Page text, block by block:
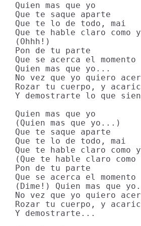
Quien mas que yo
Que te saque aparte
Que te lo de todo, mai
Que te hable claro como
(Ohhh!)
Pon de tu parte
Que se acerca el momento
Quien mas que yo...
No vez que yo quiero
Rozar tu cuerpo, y
Y demostrarte lo que
Quien mas que yo
(Quien mas que yo...)
Que te saque aparte
Que te lo de todo, mai
Que te hable claro como
(Que te hable claro
Pon de tu parte
Que se acerca el momento
(Dime!) Quien mas que
No vez que yo quiero
Rozar tu cuerpo, y
Y demostrarte...